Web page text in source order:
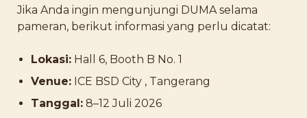
Jika Anda ingin mengunjungi DUMA selama
pameran, berikut informasi yang perlu dicatat:
Lokasi: Hall 6, Booth B No. 1
Venue: ICE BSD City , Tangerang
Tanggal: 8–12 Juli 2026